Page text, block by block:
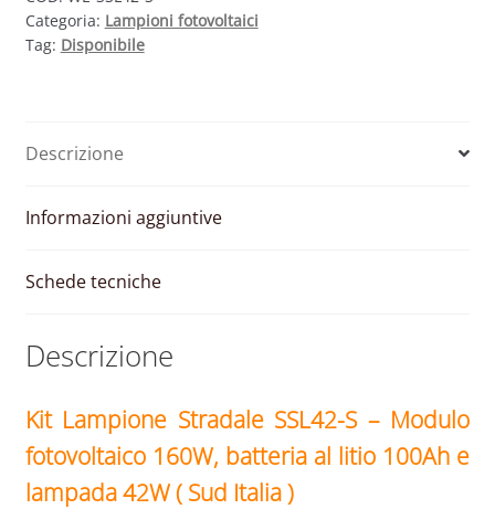
SSL42-
S
160W
100AH
Categoria: Lampioni fotovoltaici
Tag: Disponibile
Descrizione
Informazioni aggiuntive
Schede tecniche
Descrizione
Kit Lampione Stradale SSL42-S – Modulo
fotovoltaico 160W, batteria al litio 100Ah e
lampada 42W ( Sud Italia )